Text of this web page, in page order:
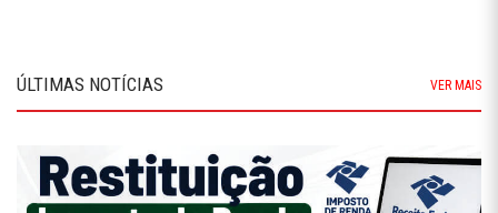
ÚLTIMAS NOTÍCIAS VER MAIS